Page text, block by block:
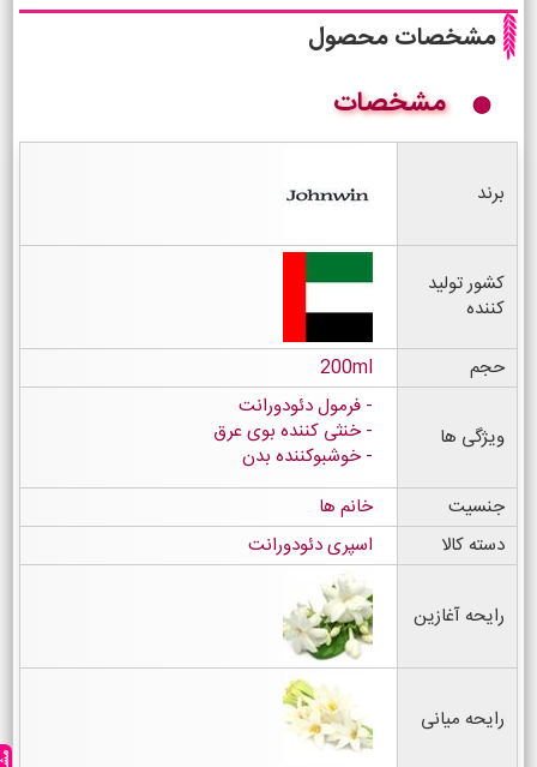
مشخصات محصول
مشخصات
برند
کشور تولید
کننده
حجم
200ml
ویژگی ها
فرمول دئودورانت
خنثی کننده بوی عرق
خوشبوکننده بدن
جنسیت
خانم ها
دسته کالا
اسپری دئودورانت
رایحه آغازین
رایحه میانی